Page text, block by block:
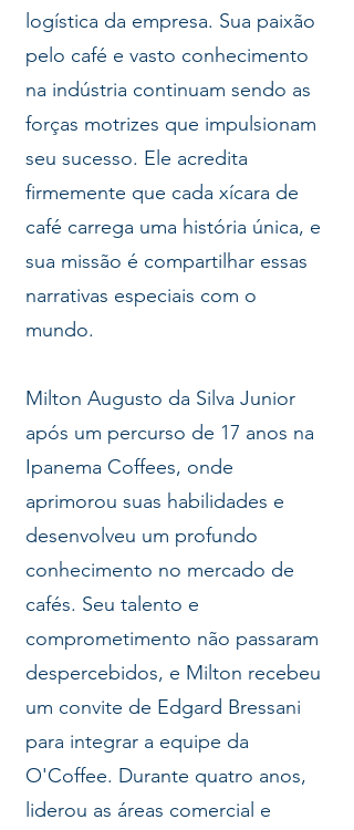
logística da empresa. Sua paixão
pelo café e vasto conhecimento
na indústria continuam sendo as
forças motrizes que impulsionam
seu sucesso. Ele acredita
firmemente que cada xícara de
café carrega uma história única, e
sua missão é compartilhar essas
narrativas especiais com o
mundo.
Milton Augusto da Silva Junior
após um percurso de 17 anos na
Ipanema Coffees, onde
aprimorou suas habilidades e
desenvolveu um profundo
conhecimento no mercado de
cafés. Seu talento e
comprometimento não passaram
despercebidos, e Milton recebeu
um convite de Edgard Bressani
para integrar a equipe da
O'Coffee. Durante quatro anos,
liderou as áreas comercial e